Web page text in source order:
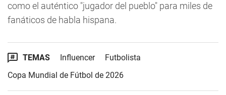
como el auténtico "jugador del pueblo" para miles de
fanáticos de habla hispana.
TEMAS Influencer
Futbolista
Copa Mundial de Fútbol de 2026